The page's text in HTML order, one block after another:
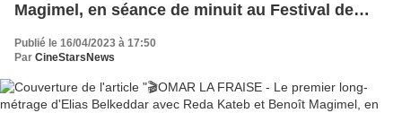
Magimel, en séance de minuit au Festival de
Cannes !
Publié le 16/04/2023 à 17:50
Par CineStarsNews